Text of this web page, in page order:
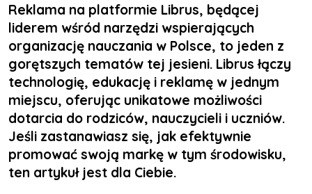
Reklama na platformie Librus, będącej
liderem wśród narzędzi wspierających
organizację nauczania w Polsce, to jeden z
gorętszych tematów tej jesieni. Librus łączy
technologię, edukację i reklamę w jednym
miejscu, oferując unikatowe możliwości
dotarcia do rodziców, nauczycieli i uczniów.
Jeśli zastanawiasz się, jak efektywnie
promować swoją markę w tym środowisku,
ten artykuł jest dla Ciebie.